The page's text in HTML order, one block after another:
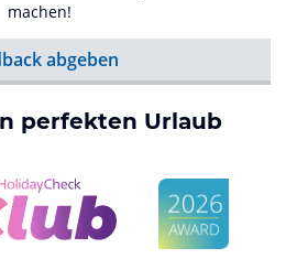
machen!
abgeben
perfekten Urlaub